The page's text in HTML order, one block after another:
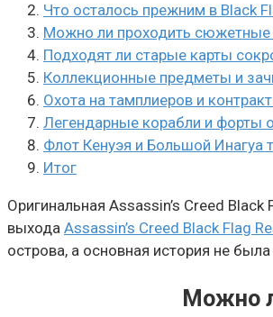
Что осталось прежним в Black
Можно ли проходить сюжетные
Подходят ли старые карты
Коллекционные предметы и
Охота на тамплиеров и
Легендарные корабли и форты
Флот Кенуэя и Большой Инагуа
Итог
Оригинальная Assassin’s Creed
выхода Assassin’s Creed Black Flag
острова, а основная история не
Можно